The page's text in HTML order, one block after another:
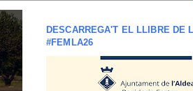
DESCARREGA'T EL LLIBRE DE
#FEMLA26